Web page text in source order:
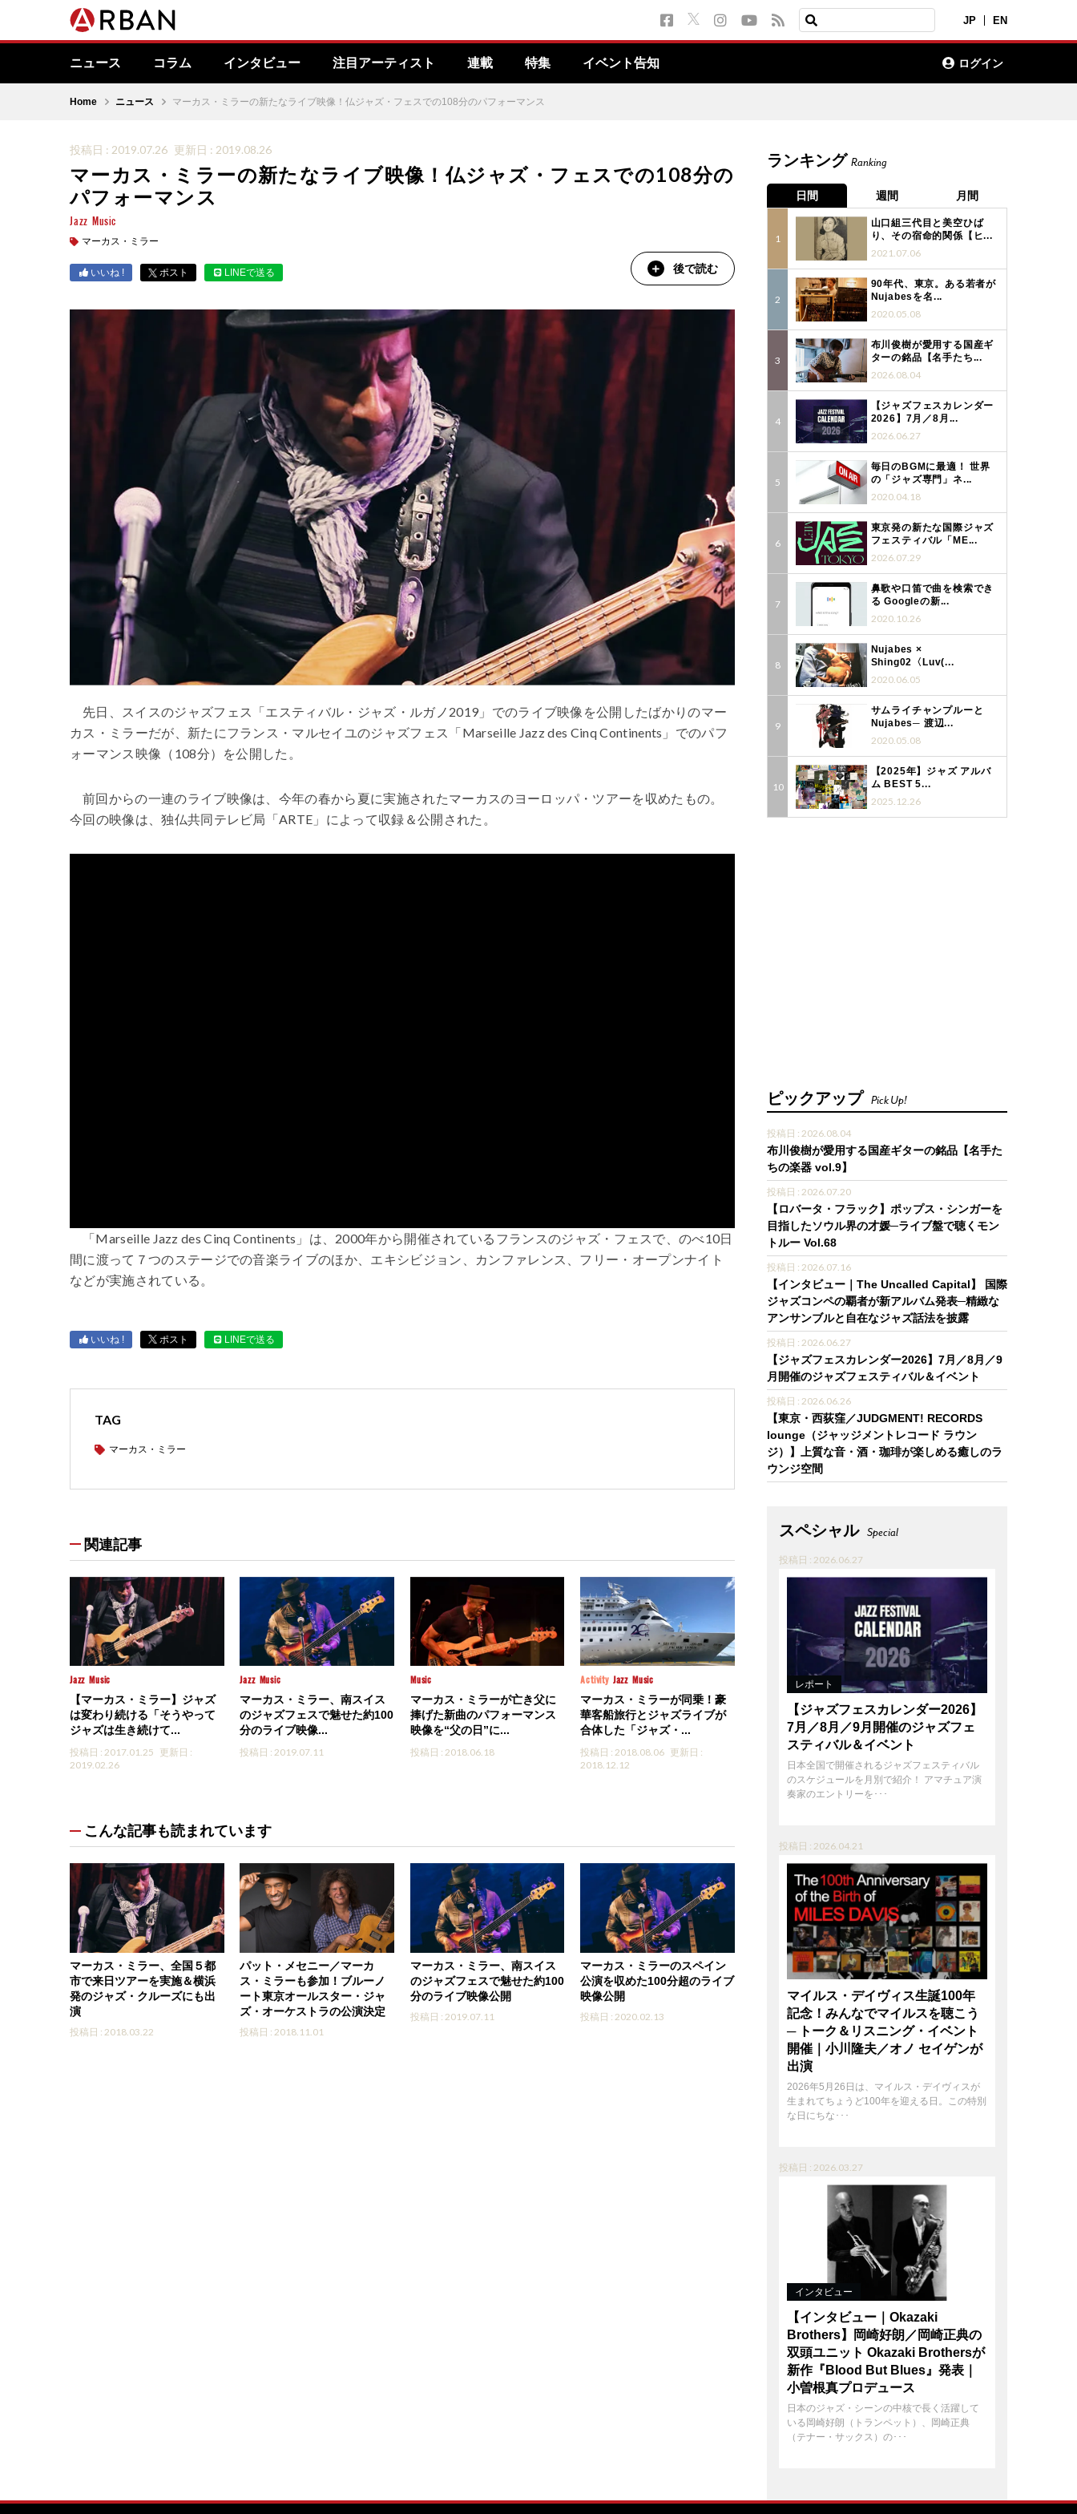
JP EN
ニュース コラム インタビュー 注目アーティスト 連載 特集 イベント告知 ログイン
Home ニュース マーカス・ミラーの新たなライブ映像！仏ジャズ・フェスでの108分のパフォーマンス
投稿日 : 2019.07.26 更新日 : 2019.08.26
マーカス・ミラーの新たなライブ映像！仏ジャズ・フェスでの108分の
パフォーマンス
Jazz Music
マーカス・ミラー
いいね ! ポスト LINEで送る 後で読む
先日、スイスのジャズフェス「エスティバル・ジャズ・ルガノ2019」でのライブ映像を公開したばかりのマー
カス・ミラーだが、新たにフランス・マルセイユのジャズフェス「Marseille Jazz des Cinq Continents」でのパフ
ォーマンス映像（108分）を公開した。
前回からの一連のライブ映像は、今年の春から夏に実施されたマーカスのヨーロッパ・ツアーを収めたもの。
今回の映像は、独仏共同テレビ局「ARTE」によって収録＆公開された。
「Marseille Jazz des Cinq Continents」は、2000年から開催されているフランスのジャズ・フェスで、のべ10日
間に渡って７つのステージでの音楽ライブのほか、エキシビジョン、カンファレンス、フリー・オープンナイト
などが実施されている。
いいね ! ポスト LINEで送る
TAG
マーカス・ミラー
関連記事
Jazz Music
【マーカス・ミラー】ジャズ
は変わり続ける「そうやって
ジャズは生き続けて...
投稿日 : 2017.01.25 更新日 :
2019.02.26
Jazz Music
マーカス・ミラー、南スイス
のジャズフェスで魅せた約100
分のライブ映像...
投稿日 : 2019.07.11
Music
マーカス・ミラーが亡き父に
捧げた新曲のパフォーマンス
映像を“父の日”に...
投稿日 : 2018.06.18
Activity Jazz Music
マーカス・ミラーが同乗！豪
華客船旅行とジャズライブが
合体した「ジャズ・...
投稿日 : 2018.08.06 更新日 :
2018.12.12
こんな記事も読まれています
マーカス・ミラー、全国５都
市で来日ツアーを実施＆横浜
発のジャズ・クルーズにも出
演
投稿日 : 2018.03.22
パット・メセニー／マーカ
ス・ミラーも参加！ブルーノ
ート東京オールスター・ジャ
ズ・オーケストラの公演決定
投稿日 : 2018.11.01
マーカス・ミラー、南スイス
のジャズフェスで魅せた約100
分のライブ映像公開
投稿日 : 2019.07.11
マーカス・ミラーのスペイン
公演を収めた100分超のライブ
映像公開
投稿日 : 2020.02.13
ランキング Ranking
日間 週間 月間
山口組三代目と美空ひば
り、その宿命的関係【ヒ...
2021.07.06
90年代、東京。ある若者が
Nujabesを名...
2020.05.08
布川俊樹が愛用する国産ギ
ターの銘品【名手たち...
2026.08.04
【ジャズフェスカレンダー
2026】7月／8月...
2026.06.27
毎日のBGMに最適！ 世界
の「ジャズ専門」ネ...
2020.04.18
東京発の新たな国際ジャズ
フェスティバル「ME...
2026.07.29
鼻歌や口笛で曲を検索でき
る Googleの新...
2020.10.26
Nujabes ×
Shing02〈Luv(...
2020.06.05
サムライチャンプルーと
Nujabes─ 渡辺...
2020.05.08
【2025年】ジャズ アルバ
ム BEST 5...
2025.12.26
ピックアップ Pick Up!
投稿日 : 2026.08.04
布川俊樹が愛用する国産ギターの銘品【名手た
ちの楽器 vol.9】
投稿日 : 2026.07.20
【ロバータ・フラック】ポップス・シンガーを
目指したソウル界の才媛─ライブ盤で聴くモン
トルー Vol.68
投稿日 : 2026.07.16
【インタビュー｜The Uncalled Capital】 国際
ジャズコンペの覇者が新アルバム発表─精緻な
アンサンブルと自在なジャズ話法を披露
投稿日 : 2026.06.27
【ジャズフェスカレンダー2026】7月／8月／9
月開催のジャズフェスティバル＆イベント
投稿日 : 2026.06.26
【東京・西荻窪／JUDGMENT! RECORDS
lounge（ジャッジメントレコード ラウン
ジ）】上質な音・酒・珈琲が楽しめる癒しのラ
ウンジ空間
スペシャル Special
投稿日 : 2026.06.27
レポート
【ジャズフェスカレンダー2026】
7月／8月／9月開催のジャズフェ
スティバル＆イベント
日本全国で開催されるジャズフェスティバル
のスケジュールを月別で紹介！ アマチュア演
奏家のエントリーを･･･
投稿日 : 2026.04.21
マイルス・デイヴィス生誕100年
記念！みんなでマイルスを聴こう
─ トーク＆リスニング・イベント
開催｜小川隆夫／オノ セイゲンが
出演
2026年5月26日は、マイルス・デイヴィスが
生まれてちょうど100年を迎える日。この特別
な日にちな･･･
投稿日 : 2026.03.27
インタビュー
【インタビュー｜Okazaki
Brothers】岡崎好朗／岡崎正典の
双頭ユニット Okazaki Brothersが
新作『Blood But Blues』発表｜
小曽根真プロデュース
日本のジャズ・シーンの中核で長く活躍して
いる岡崎好朗（トランペット）、岡崎正典
（テナー・サックス）の･･･